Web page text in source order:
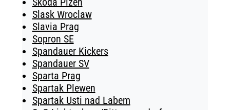
Slask Wroclaw
Slavia Prag
Sopron SE
Spandauer Kickers
Spandauer SV
Sparta Prag
Spartak Plewen
Spartak Usti nad Labem